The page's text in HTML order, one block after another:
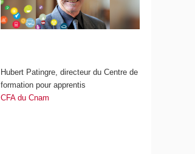
Hubert Patingre, directeur du Centre de
formation pour apprentis
CFA du Cnam